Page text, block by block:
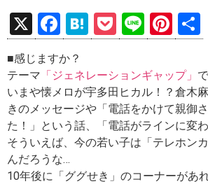
X
F
a
ce
b
o
o
k
H
at
e
n
a
P
o
ck
et
Li
n
e
Pi
nt
er
es
t
■感じますか？
テーマ 「ジェネレーションギャップ」
いまや懐メロが宇多田ヒカル！？倉木
きのメッセージや「電話をかけて親御
た！」という話、「電話がラインに変
そういえば、今の若い子は「テレホン
んだろうな…
10年後に「ググせき」のコーナーがあ